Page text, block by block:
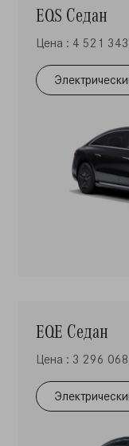
EQS Седан
Цена : 4 521
EQE Седан
Цена : 3 296